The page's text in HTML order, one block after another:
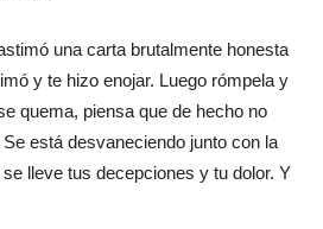
una carta brutalmente honesta
y te hizo enojar. Luego rómpela y
quema, piensa que de hecho no
está desvaneciendo junto con la
lleve tus decepciones y tu dolor. Y